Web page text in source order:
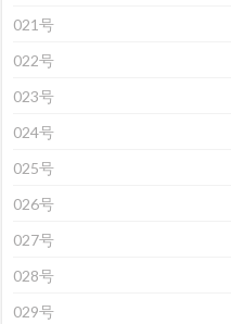
021号
022号
023号
024号
025号
026号
027号
028号
029号